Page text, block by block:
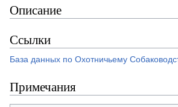
Описание
Ссылки
База данных по Охотничьему
Примечания